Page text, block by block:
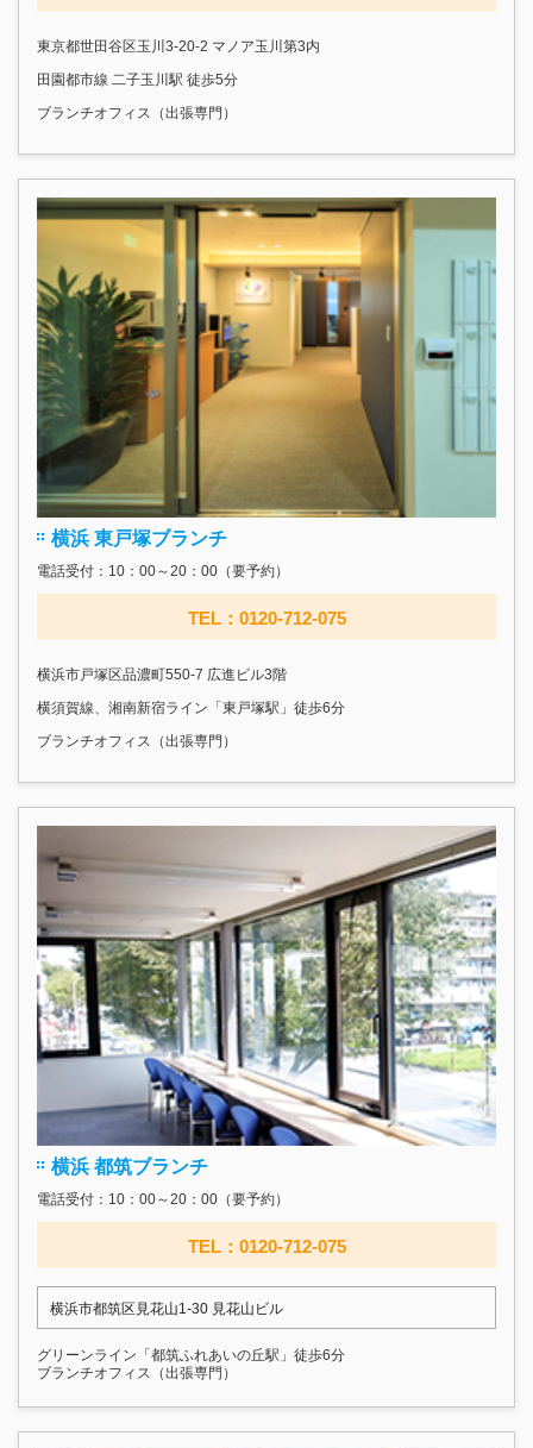
東京都世田谷区玉川3-20-2 マノア玉川第3内
田園都市線 二子玉川駅 徒歩5分
ブランチオフィス（出張専門）
横浜 東戸塚ブランチ
電話受付：10：00～20：00（要予約）
TEL：0120-712-075
横浜市戸塚区品濃町550-7 広進ビル3階
横須賀線、湘南新宿ライン「東戸塚駅」徒歩6分
ブランチオフィス（出張専門）
横浜 都筑ブランチ
電話受付：10：00～20：00（要予約）
TEL：0120-712-075
横浜市都筑区見花山1-30 見花山ビル
グリーンライン「都筑ふれあいの丘駅」徒歩6分
ブランチオフィス（出張専門）